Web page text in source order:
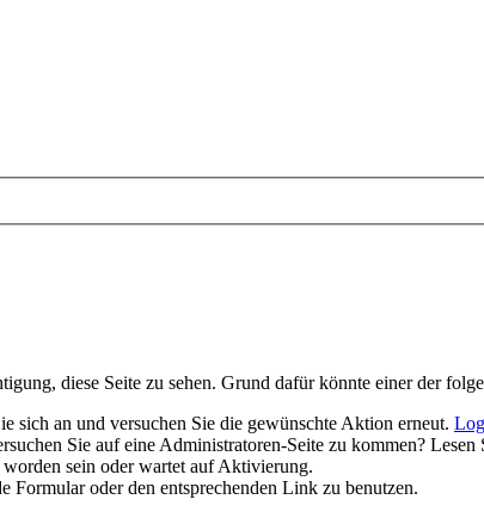
diese Seite zu sehen. Grund dafür könnte einer der
sich an und versuchen Sie die gewünschte Aktion erneut.
Sie auf eine Administratoren-Seite zu kommen?
sein oder wartet auf Aktivierung.
Formular oder den entsprechenden Link zu benutzen.